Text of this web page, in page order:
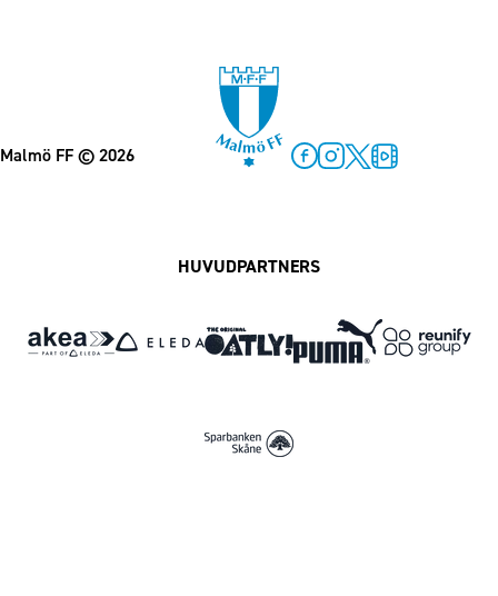
Malmö FF© 2026
HUVUDPARTNERS